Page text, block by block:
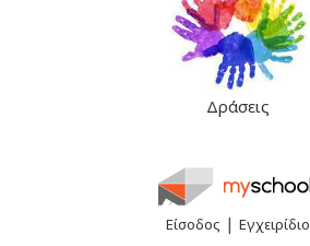
Δράσεις
Είσοδος |Εγχειρίδιο